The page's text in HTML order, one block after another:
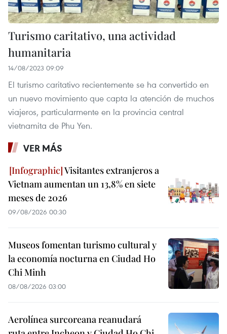
Turismo caritativo, una actividad
humanitaria
14/08/2023 09:09
El turismo caritativo recientemente se ha convertido en
un nuevo movimiento que capta la atención de muchos
viajeros, particularmente en la provincia central
vietnamita de Phu Yen.
VER MÁS
Visitantes extranjeros a
Vietnam aumentan un 13,8% en siete
meses de 2026
09/08/2026 00:30
Museos fomentan turismo cultural y
la economía nocturna en Ciudad Ho
Chi Minh
08/08/2026 03:00
Aerolínea surcoreana reanudará